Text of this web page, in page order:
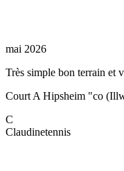
mai 2026
Très simple bon terrain et
Court A Hipsheim "co
C
Claudinetennis